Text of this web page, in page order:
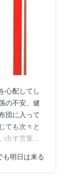
心配してし
の不安、健
団に入って
ても次々と
出す言葉が
覚えていな
たのか、そ
も明日は来る